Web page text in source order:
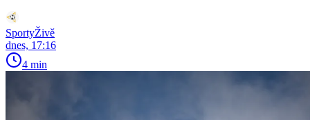
SportyŽivě
dnes, 17:16
4 min